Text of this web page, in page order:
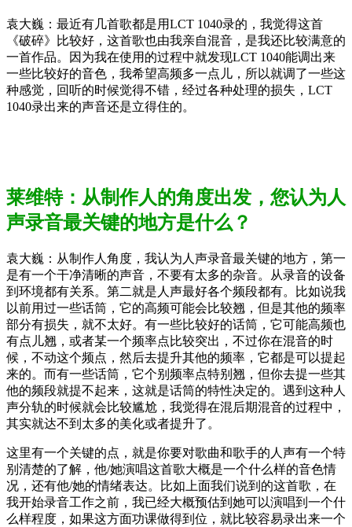
袁大巍：最近有几首歌都是用LCT 1040录的，我觉得这首
《破碎》比较好，这首歌也由我亲自混音，是我还比较满意的
一首作品。因为我在使用的过程中就发现LCT 1040能调出来
一些比较好的音色，我希望高频多一点儿，所以就调了一些这
种感觉，回听的时候觉得不错，经过各种处理的损失，LCT
1040录出来的声音还是立得住的。
莱维特：从制作人的角度出发，您认为人
声录音最关键的地方是什么？
袁大巍：从制作人角度，我认为人声录音最关键的地方，第一
是有一个干净清晰的声音，不要有太多的杂音。从录音的设备
到环境都有关系。第二就是人声最好各个频段都有。比如说我
以前用过一些话筒，它的高频可能会比较翘，但是其他的频率
部分有损失，就不太好。有一些比较好的话筒，它可能高频也
有点儿翘，或者某一个频率点比较突出，不过你在混音的时
候，不动这个频点，然后去提升其他的频率，它都是可以提起
来的。而有一些话筒，它个别频率点特别翘，但你去提一些其
他的频段就提不起来，这就是话筒的特性决定的。遇到这种人
声分轨的时候就会比较尴尬，我觉得在混后期混音的过程中，
其实就达不到太多的美化或者提升了。
这里有一个关键的点，就是你要对歌曲和歌手的人声有一个特
别清楚的了解，他/她演唱这首歌大概是一个什么样的音色情
况，还有他/她的情绪表达。比如上面我们说到的这首歌，在
我开始录音工作之前，我已经大概预估到她可以演唱到一个什
么样程度，如果这方面功课做得到位，就比较容易录出来一个